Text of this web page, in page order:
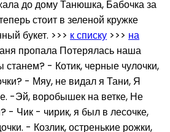
до дому Танюшка, Бабочка за
стоит в зеленой кружке
букет. >>> к списку >>> на
пропала Потерялась наша
станем? - Котик, черные чулочки,
- Мяу, не видал я Тани, Я
-Эй, воробышек на ветке, Не
- Чик - чирик, я был в лесочке,
- Козлик, остренькие рожки,